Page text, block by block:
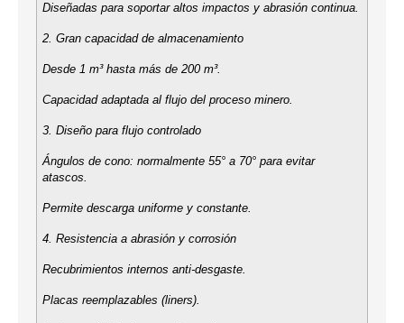
Diseñadas para soportar altos impactos y abrasión continua.
2. Gran capacidad de almacenamiento
Desde 1 m³ hasta más de 200 m³.
Capacidad adaptada al flujo del proceso minero.
3. Diseño para flujo controlado
Ángulos de cono: normalmente 55° a 70° para evitar
atascos.
Permite descarga uniforme y constante.
4. Resistencia a abrasión y corrosión
Recubrimientos internos anti-desgaste.
Placas reemplazables (liners).